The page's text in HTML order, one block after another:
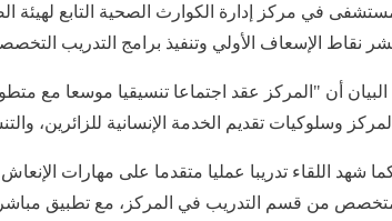
في مركز إدارة الكوارث الصحية التابع لهيئة
نقاط الإسعاف الأولي وتنفيذ برامج التدريب
أن "المركز عقد اجتماعا تنسيقيا موسعا مع
وسلوكيات تقديم الخدمة الإنسانية للزائرين،
من قسم التدريب في المركز، مع تطبيق مباشر